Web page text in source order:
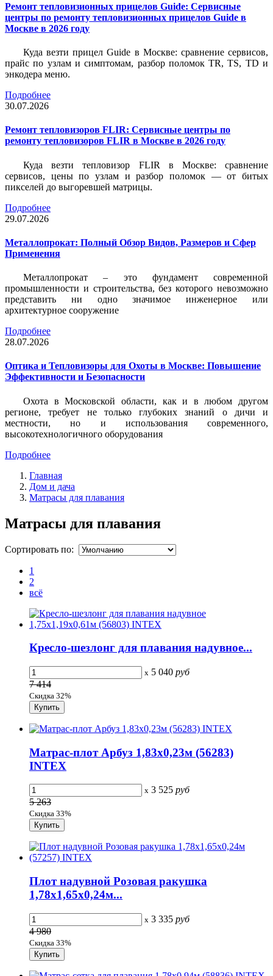
Ремонт тепловизионных прицелов Guide: Сервисные
центры по ремонту тепловизионных прицелов Guide в
Москве в 2026 году
Куда везти прицел Guide в Москве: сравнение сервисов,
прайс по узлам и симптомам, разбор поломок TR, TS, TD и
энкодера меню.
Подробнее
30.07.2026
Ремонт тепловизоров FLIR: Сервисные центры по
ремонту тепловизоров FLIR в Москве в 2026 году
Куда везти тепловизор FLIR в Москве: сравнение
сервисов, цены по узлам и разбор поломок — от битых
пикселей до выгоревшей матрицы.
Подробнее
29.07.2026
Металлопрокат: Полный Обзор Видов, Размеров и Сфер
Применения
Металлопрокат – это фундамент современной
промышленности и строительства, без которого невозможно
представить ни одно значимое инженерное или
архитектурное сооружение
Подробнее
28.07.2026
Оптика и Тепловизоры для Охоты в Москве: Повышение
Эффективности и Безопасности
Охота в Московской области, как и в любом другом
регионе, требует не только глубоких знаний о дичи и
местности, но и использования современного,
высокотехнологичного оборудования
Подробнее
Главная
Дом и дача
Матрасы для плавания
Матрасы для плавания
Сортировать по:
1
2
всё
Кресло-шезлонг для плавания надувное...
x 5 040 руб
7 414
Скидка 32%
Матрас-плот Арбуз 1,83х0,23м (56283)
INTEX
x 3 525 руб
5 263
Скидка 33%
Плот надувной Розовая ракушка
1,78х1,65х0,24м...
x 3 335 руб
4 980
Скидка 33%